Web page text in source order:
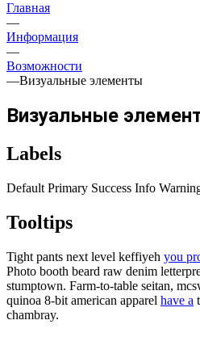
Главная
—
Информация
—
Возможности
—Визуальные элементы
Визуальные
Labels
Default Primary Success Info
Tooltips
Tight pants next level keffiyeh you
Photo booth beard raw denim
stumptown. Farm-to-table seitan,
quinoa 8-bit american apparel have a
chambray.